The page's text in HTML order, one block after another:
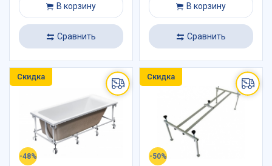
В корзину
Сравнить
В корзину
Сравнить
Скидка
-48%
Скидка
-50%